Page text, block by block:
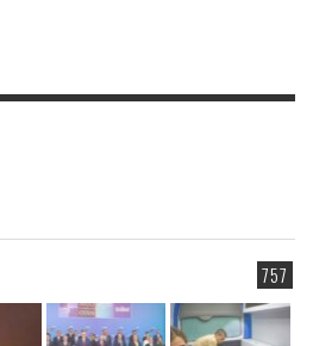
757